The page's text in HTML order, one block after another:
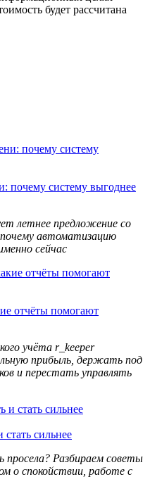
будет рассчитана
почему систему выгоднее
летнее предложение со
автоматизацию
сейчас
отчёты помогают
учёта r_keeper
прибыль, держать под
и перестать управлять
сильнее
Разбираем советы
о спокойствии, работе с